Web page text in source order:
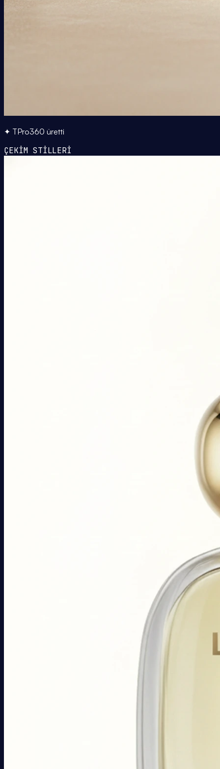
✦ TPro360 üretti
ÇEKİM STİLLERİ